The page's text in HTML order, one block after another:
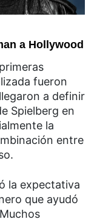
a Hollywood
fueron
a definir
Spielberg en
la
entre
la expectativa
que ayudó